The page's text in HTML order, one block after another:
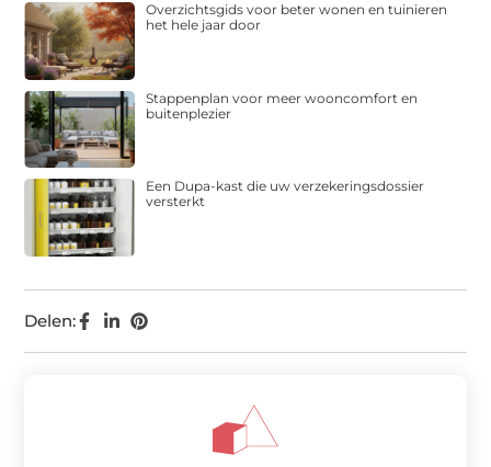
Delen:
Overzichtsgids voor beter wonen en tuinieren
het hele jaar door
Stappenplan voor meer wooncomfort en
buitenplezier
Een Dupa-kast die uw verzekeringsdossier
versterkt